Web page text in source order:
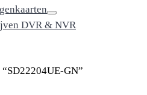
DVR & NVR
GN”